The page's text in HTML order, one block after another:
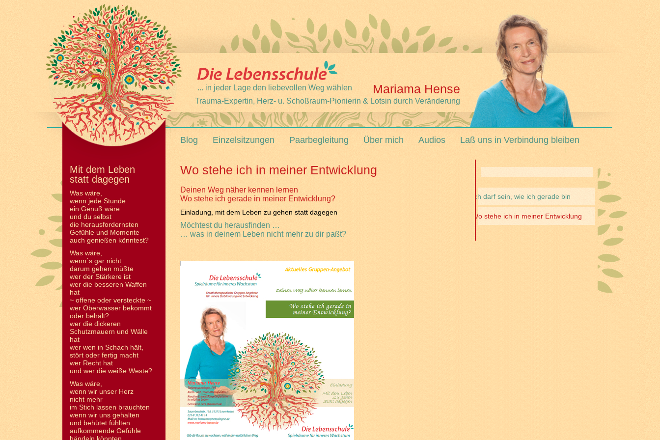
... in jeder Lage den liebevollen Weg wählen Mariama Hense
Trauma-Expertin, Herz- u. Schoßraum-Pionierin & Lotsin durch Veränderung
Blog Einzelsitzungen Paarbegleitung Über mich Audios Laß uns in Verbindung bleiben
Mit dem Leben
statt dagegen
Was wäre,
wenn jede Stunde
ein Genuß wäre
und du selbst
die herausfordernsten
Gefühle und Momente
auch genießen könntest?
Was wäre,
wenn´s gar nicht
darum gehen müßte
wer der Stärkere ist
wer die besseren Waffen
hat
~ offene oder versteckte ~
wer Oberwasser bekommt
oder behält?
wer die dickeren
Schutzmauern und Wälle
hat
wer wen in Schach hält,
stört oder fertig macht
wer Recht hat
und wer die weiße Weste?
Was wäre,
wenn wir unser Herz
nicht mehr
im Stich lassen brauchten
wenn wir uns gehalten
und behütet fühlten
aufkommende Gefühle
Ich darf sein, wie ich gerade bin
Wo stehe ich in meiner Entwicklung
Wo stehe ich in meiner Entwicklung
Deinen Weg näher kennen lernen
Wo stehe ich gerade in meiner Entwicklung?
Einladung, mit dem Leben zu gehen statt dagegen
Möchtest du herausfinden …
… was in deinem Leben nicht mehr zu dir paßt?